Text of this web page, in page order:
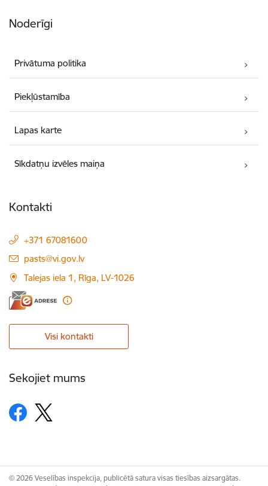
Noderīgi
Privātuma politika
Piekļūstamība
Lapas karte
Sīkdatņu izvēles maiņa
Kontakti
+371 67081600
E-pasts:
pasts@vi.gov.lv
Talejas iela 1, Rīga, LV-1026
Visi kontakti
Sekojiet mums
© 2026 Veselības inspekcija, publicētā satura visas tiesības aizsargātas.